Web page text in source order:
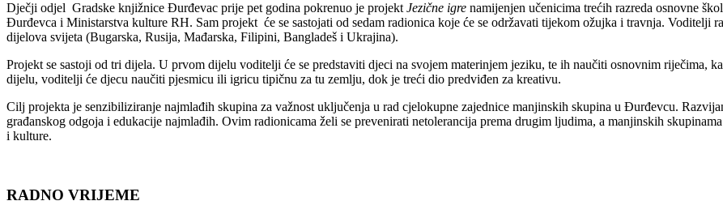
Dječji odjel Gradske knjižnice Đurđevac prije pet godina pokrenuo je projekt Jezične igre namijenjen učenicima trećih razreda osnovne
Đurđevca i Ministarstva kulture RH. Sam projekt će se sastojati od sedam radionica koje će se održavati tijekom ožujka i travnja. Voditelji
dijelova svijeta (Bugarska, Rusija, Mađarska, Filipini, Bangladeš i Ukrajina).
Projekt se sastoji od tri dijela. U prvom dijelu voditelji će se predstaviti djeci na svojem materinjem jeziku, te ih naučiti osnovnim riječima,
dijelu, voditelji će djecu naučiti pjesmicu ili igricu tipičnu za tu zemlju, dok je treći dio predviđen za kreativu.
Cilj projekta je senzibiliziranje najmlađih skupina za važnost uključenja u rad cjelokupne zajednice manjinskih skupina u Đurđevcu.
građanskog odgoja i edukacije najmlađih. Ovim radionicama želi se prevenirati netolerancija prema drugim ljudima, a manjinskih
i kulture.
RADNO VRIJEME